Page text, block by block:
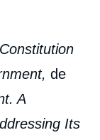
de
A
Its